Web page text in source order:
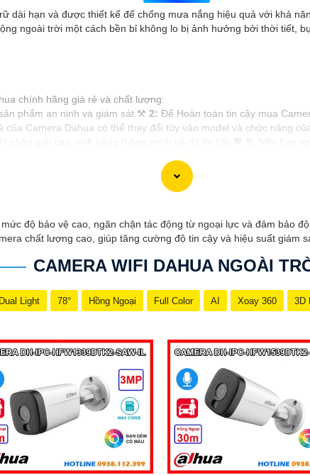
dài hạn và được thiết kế để chống mưa nắng hiệu quả với khả
ngoài trời một cách bền bỉ không lo bị ảnh hưởng bởi thời tiết,
chính hãng giá rẻ và chất lượng:
phẩm an ninh và giám sát.⚒ 2: Để Hoàn toàn tin cậy mua
của Camera Dahua có thể thay đổi tùy vào model và chức năng
lựa được Camera Dahua chính hãng, giá rẻ và chất lượng. Nếu
độ bảo vệ cao, ngăn chặn tác động từ ngoại lực và đảm bảo
chất lượng cao, giúp tăng cường độ tin cậy và hiệu suất giám
CAMERA WIFI DAHUA NGOÀI
Dual Light 78° Hồng Ngoại Full Color AI Xoay 360 3D